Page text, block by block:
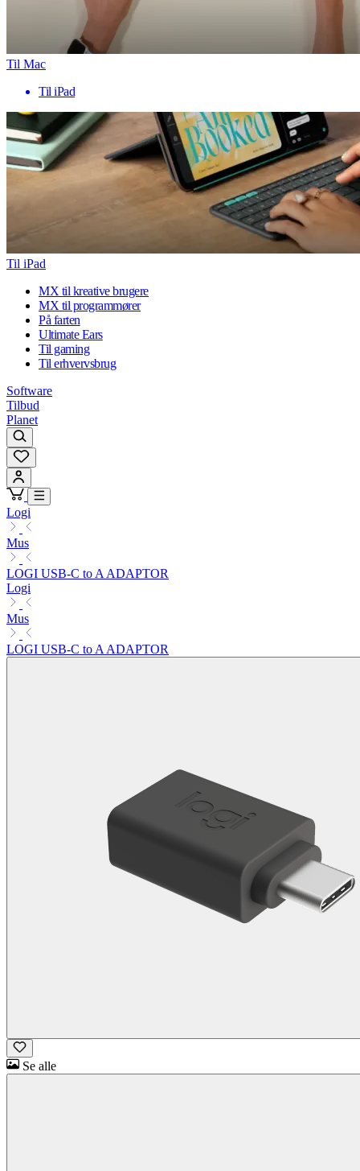
Til Mac
Til iPad
Til iPad
MX til kreative brugere
MX til programmører
På farten
Ultimate Ears
Til gaming
Til erhvervsbrug
Software
Tilbud
Planet
Logi
Mus
LOGI USB-C to A ADAPTOR
Logi
Mus
LOGI USB-C to A ADAPTOR
Se alle